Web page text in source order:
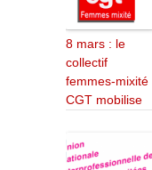
8 mars : le
collectif
femmes-mixité
CGT mobilise